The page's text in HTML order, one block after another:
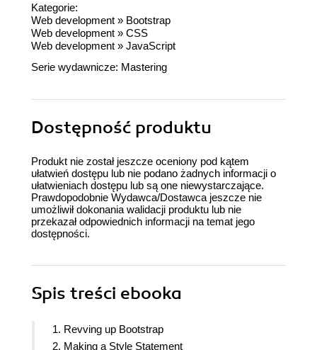
Kategorie:
Web development » Bootstrap
Web development » CSS
Web development » JavaScript
Serie wydawnicze: Mastering
Dostępność produktu
Produkt nie został jeszcze oceniony pod kątem
ułatwień dostępu lub nie podano żadnych informacji o
ułatwieniach dostępu lub są one niewystarczające.
Prawdopodobnie Wydawca/Dostawca jeszcze nie
umożliwił dokonania walidacji produktu lub nie
przekazał odpowiednich informacji na temat jego
dostępności.
Spis treści ebooka
1. Revving up Bootstrap
2. Making a Style Statement